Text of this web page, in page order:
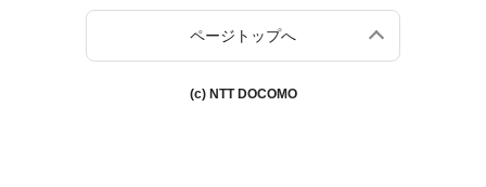
ページトップへ
(c) NTT DOCOMO